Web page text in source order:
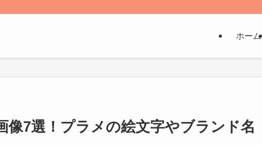
ホーム
像7選！プラメの絵文字やブランド名